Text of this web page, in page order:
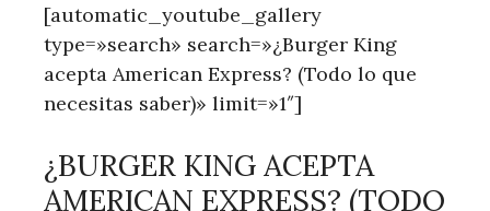
[automatic_youtube_gallery
type=»search» search=»¿Burger King
acepta American Express? (Todo lo que
necesitas saber)» limit=»1″]
¿BURGER KING ACEPTA
AMERICAN EXPRESS? (TODO